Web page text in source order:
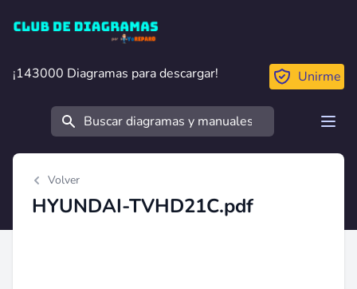
Club de Diagramas
¡143000 Diagramas para descargar!
¡143000 Diagramas para descargar! Unirme
Buscar
Volver
HYUNDAI-TVHD21C.pdf